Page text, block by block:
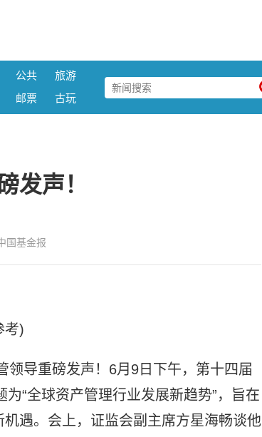
公共
旅游
邮票 古玩
发声！
国基金报
考)
领导重磅发声！6月9日下午，第十四届
“全球资产管理行业发展新趋势”，旨在
遇。会上，证监会副主席方星海畅谈他